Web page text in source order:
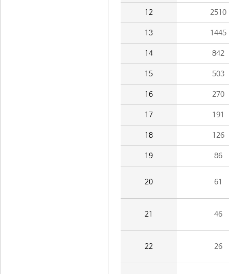
12 2510
13 1445
14 842
15 503
16 270
17 191
18 126
19 86
20 61
21 46
22 26